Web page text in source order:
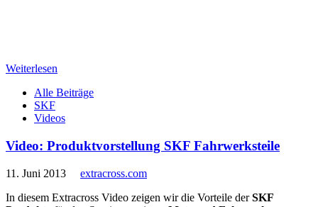
Weiterlesen
Alle Beiträge
SKF
Videos
Video: Produktvorstellung SKF Fahrwerksteile
11. Juni 2013
extracross.com
In diesem Extracross Video zeigen wir die Vorteile derSKF